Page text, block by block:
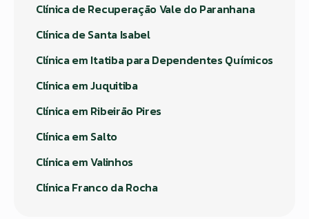
Clínica de Recuperação Vale do Paranhana
Clínica de Santa Isabel
Clínica em Itatiba para Dependentes Químicos
Clínica em Juquitiba
Clínica em Ribeirão Pires
Clínica em Salto
Clínica em Valinhos
Clínica Franco da Rocha